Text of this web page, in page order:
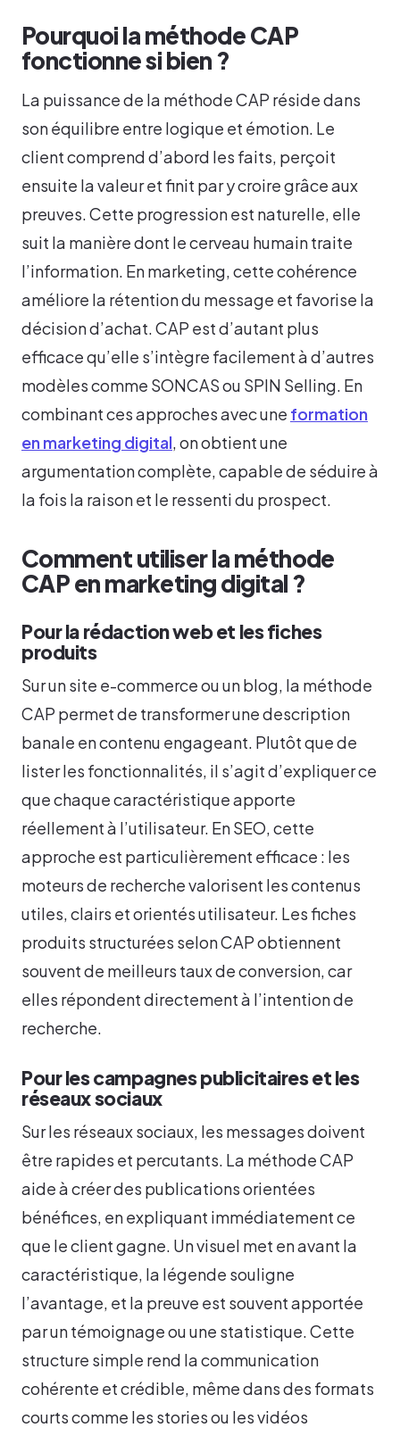
Pourquoi la méthode CAP
fonctionne si bien ?
La puissance de la méthode CAP réside dans
son équilibre entre logique et émotion. Le
client comprend d’abord les faits, perçoit
ensuite la valeur et finit par y croire grâce aux
preuves. Cette progression est naturelle, elle
suit la manière dont le cerveau humain traite
l’information. En marketing, cette cohérence
améliore la rétention du message et favorise la
décision d’achat. CAP est d’autant plus
efficace qu’elle s’intègre facilement à d’autres
modèles comme SONCAS ou SPIN Selling. En
combinant ces approches avec une formation
en marketing digital, on obtient une
argumentation complète, capable de séduire à
la fois la raison et le ressenti du prospect.
Comment utiliser la méthode
CAP en marketing digital ?
Pour la rédaction web et les fiches
produits
Sur un site e-commerce ou un blog, la méthode
CAP permet de transformer une description
banale en contenu engageant. Plutôt que de
lister les fonctionnalités, il s’agit d’expliquer ce
que chaque caractéristique apporte
réellement à l’utilisateur. En SEO, cette
approche est particulièrement efficace : les
moteurs de recherche valorisent les contenus
utiles, clairs et orientés utilisateur. Les fiches
produits structurées selon CAP obtiennent
souvent de meilleurs taux de conversion, car
elles répondent directement à l’intention de
recherche.
Pour les campagnes publicitaires et les
réseaux sociaux
Sur les réseaux sociaux, les messages doivent
être rapides et percutants. La méthode CAP
aide à créer des publications orientées
bénéfices, en expliquant immédiatement ce
que le client gagne. Un visuel met en avant la
caractéristique, la légende souligne
l’avantage, et la preuve est souvent apportée
par un témoignage ou une statistique. Cette
structure simple rend la communication
cohérente et crédible, même dans des formats
courts comme les stories ou les vidéos